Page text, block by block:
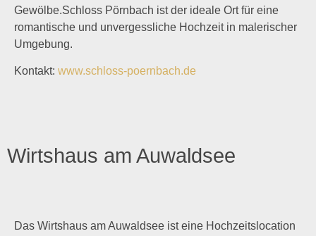
Gewölbe.Schloss Pörnbach ist der ideale Ort für eine
romantische und unvergessliche Hochzeit in malerischer
Umgebung.
Kontakt: www.schloss-poernbach.de
Wirtshaus am Auwaldsee
Das Wirtshaus am Auwaldsee ist eine Hochzeitslocation